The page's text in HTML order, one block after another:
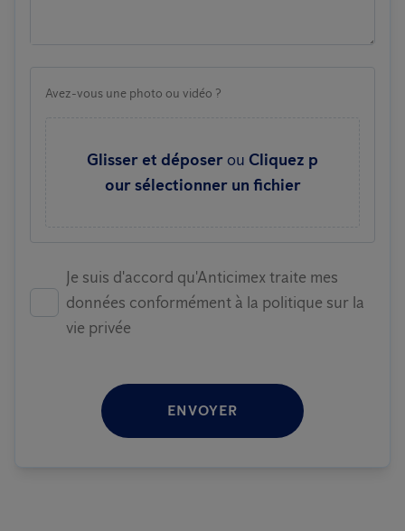
Avez-vous une photo ou vidéo ?
Glisser et déposerou Cliquez p
our sélectionner un fichier
Je suis d'accord qu'Anticimex traite mes
données conformément à la politique sur la
vie privée
ENVOYER